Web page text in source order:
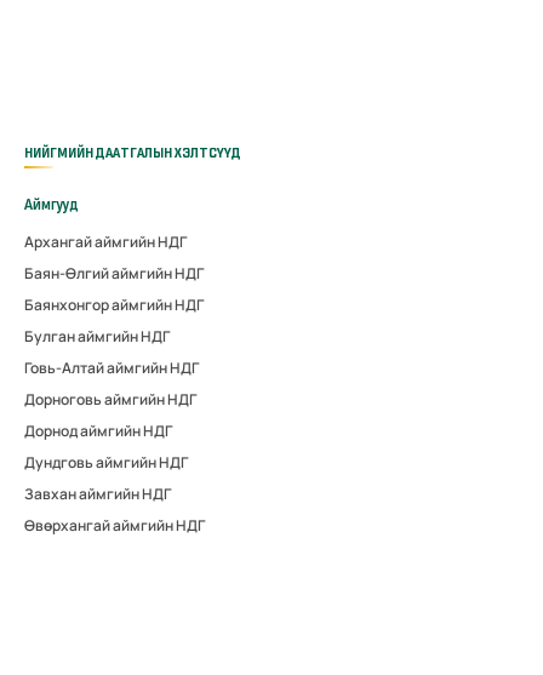
НИЙГМИЙН ДААТГАЛЫН ХЭЛТСҮҮД
Аймгууд
Архангай аймгийн НДГ
Баян-Өлгий аймгийн НДГ
Баянхонгор аймгийн НДГ
Булган аймгийн НДГ
Говь-Алтай аймгийн НДГ
Дорноговь аймгийн НДГ
Дорнод аймгийн НДГ
Дундговь аймгийн НДГ
Завхан аймгийн НДГ
Өвөрхангай аймгийн НДГ